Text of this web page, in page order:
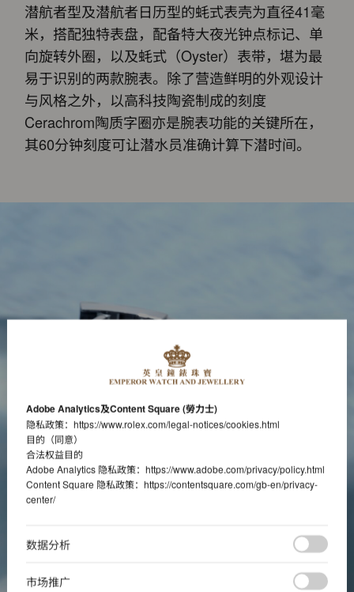
潜航者型及潜航者日历型的蚝式表壳为直径41毫
米，搭配独特表盘，配备特大夜光钟点标记、单
向旋转外圈，以及蚝式（Oyster）表带，堪为最
易于识别的两款腕表。除了营造鲜明的外观设计
与风格之外，以高科技陶瓷制成的刻度
Cerachrom陶质字圈亦是腕表功能的关键所在，
其60分钟刻度可让潜水员准确计算下潜时间。
Adobe Analytics及Content Square (勞力士)
隐私政策： https://www.rolex.com/legal-notices/cookies.html
目的（同意）
合法权益目的
Adobe Analytics 隐私政策： https://www.adobe.com/privacy/policy.html
Content Square 隐私政策： https://contentsquare.com/gb-en/privacy-
center/
数据分析
市场推广